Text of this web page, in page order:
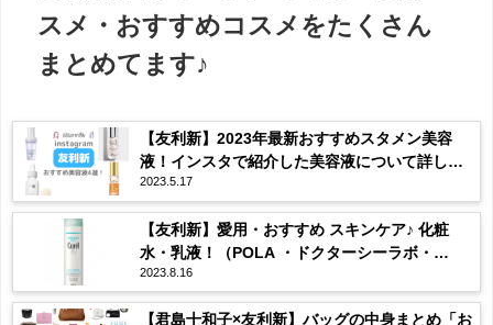
スメ・おすすめコスメをたくさん
まとめてます♪
【友利新】2023年最新おすすめスタメン美容
液！インスタで紹介した美容液について詳しく
まとめ！
2023.5.17
【友利新】愛用・おすすめ スキンケア♪ 化粧
水・乳液！（POLA ・ドクターシーラボ・
Dior）などまとめ♡
2023.8.16
【君島十和子×友利新】バッグの中身まとめ「お